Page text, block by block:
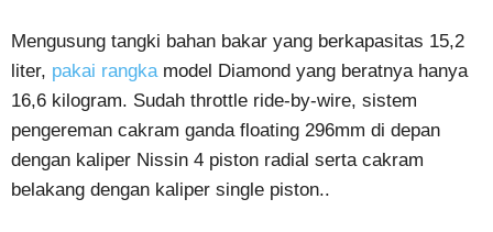
Mengusung tangki bahan bakar yang berkapasitas 15,2
liter, pakai rangkamodel Diamond yang beratnya hanya
16,6 kilogram. Sudah throttle ride-by-wire, sistem
pengereman cakram ganda floating 296mm di depan
dengan kaliper Nissin 4 piston radial serta cakram
belakang dengan kaliper single piston..